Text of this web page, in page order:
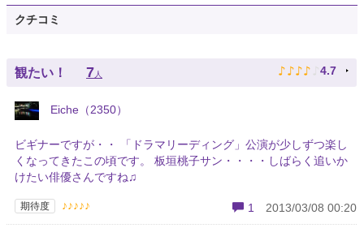
クチコミ
観たい！ 7人 ♪ ♪ ♪ ♪ ♪ 4.7
Eiche（2350）
ビギナーですが・・ 「ドラマリーディング」公演が少しずつ楽し
くなってきたこの頃です。 板垣桃子サン・・・・しばらく追いか
けたい俳優さんですね♫
期待度 ♪♪♪♪♪ 1 2013/03/08 00:20